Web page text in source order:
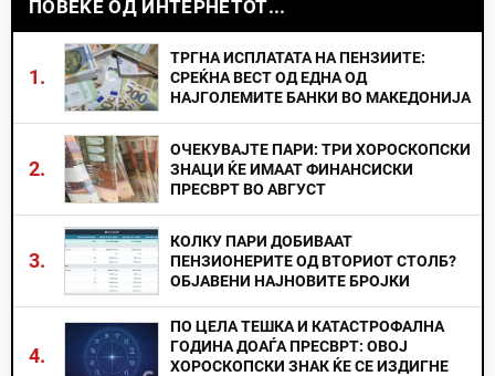
ПОВЕЌЕ ОД ИНТЕРНЕТОТ...
1.
ТРГНА ИСПЛАТАТА НА ПЕНЗИИТЕ:
СРЕЌНА ВЕСТ ОД ЕДНА ОД
НАЈГОЛЕМИТЕ БАНКИ ВО МАКЕДОНИЈА
2.
ОЧЕКУВАЈТЕ ПАРИ: ТРИ ХОРОСКОПСКИ
ЗНАЦИ ЌЕ ИМААТ ФИНАНСИСКИ
ПРЕСВРТ ВО АВГУСТ
3.
КОЛКУ ПАРИ ДОБИВААТ
ПЕНЗИОНЕРИТЕ ОД ВТОРИОТ СТОЛБ?
ОБЈАВЕНИ НАЈНОВИТЕ БРОЈКИ
4.
ПО ЦЕЛА ТЕШКА И КАТАСТРОФАЛНА
ГОДИНА ДОАЃА ПРЕСВРТ: ОВОЈ
ХОРОСКОПСКИ ЗНАК ЌЕ СЕ ИЗДИГНЕ